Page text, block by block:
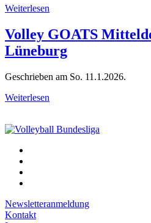
Weiterlesen
Volley GOATS
Lüneburg
Geschrieben am So. 11.1.2026.
Weiterlesen
Newsletteranmeldung
Kontakt